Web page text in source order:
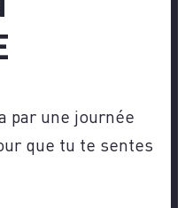
par une journée
que tu te sentes